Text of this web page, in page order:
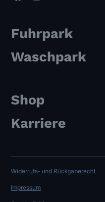
Fuhrpark
Waschpark
Shop
Karriere
Widerrufs- und Rückgaberecht
Impressum